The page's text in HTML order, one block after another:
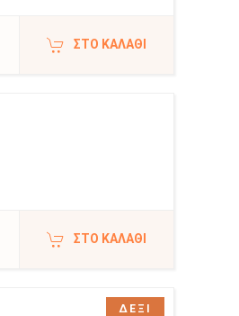
ΣΤΟ ΚΑΛΆΘΙ
ΣΤΟ ΚΑΛΆΘΙ
ΔΕΞΙ